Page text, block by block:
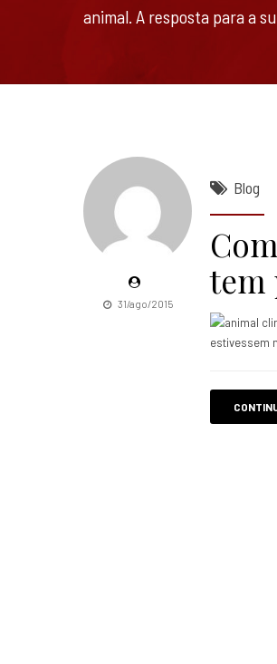
animal. A resposta para a
31/ago/2015
Blog
tem
estivessem